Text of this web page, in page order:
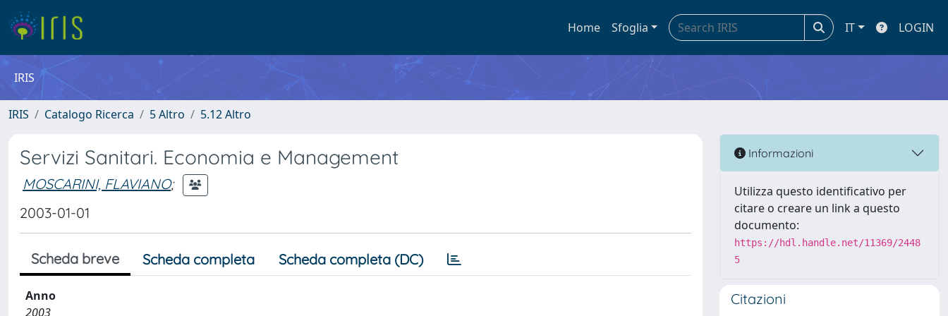
Home Sfoglia IT LOGIN
IRIS
IRIS Catalogo Ricerca 5 Altro 5.12 Altro
Servizi Sanitari. Economia e Management
MOSCARINI, FLAVIANO;
2003-01-01
Scheda breve Scheda completa Scheda completa (DC)
Anno
2003
Informazioni
Utilizza questo identificativo per
citare o creare un link a questo
documento:
https://hdl.handle.net/11369/2448
5
Citazioni